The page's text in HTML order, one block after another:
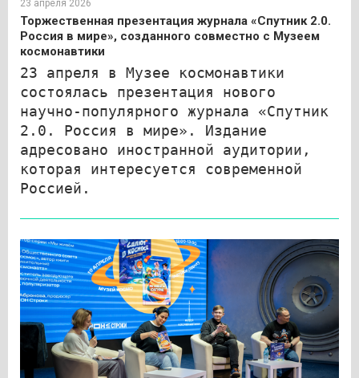
23 апреля 2026
Торжественная презентация журнала «Спутник 2.0.
Россия в мире», созданного совместно с Музеем
космонавтики
23 апреля в Музее космонавтики
состоялась презентация нового
научно-популярного журнала «Спутник
2.0. Россия в мире». Издание
адресовано иностранной аудитории,
которая интересуется современной
Россией.